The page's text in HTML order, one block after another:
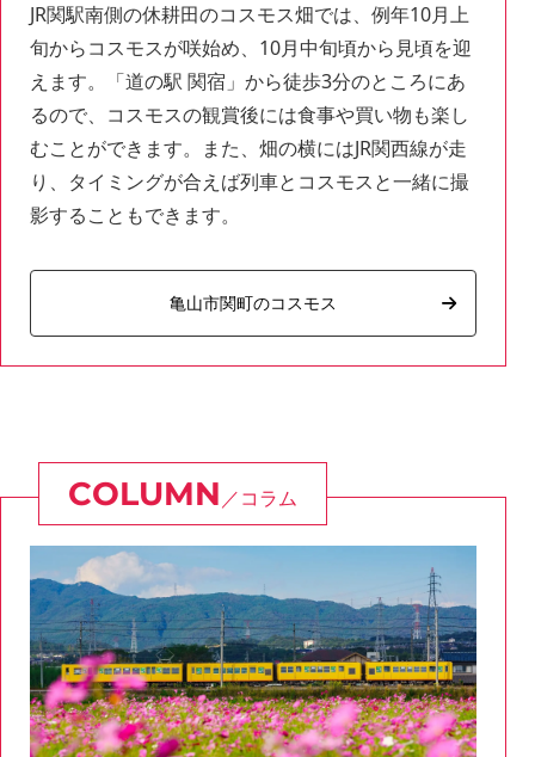
JR関駅南側の休耕田のコスモス畑では、例年10月上
旬からコスモスが咲始め、10月中旬頃から見頃を迎
えます。「道の駅 関宿」から徒歩3分のところにあ
るので、コスモスの観賞後には食事や買い物も楽し
むことができます。また、畑の横にはJR関西線が走
り、タイミングが合えば列車とコスモスと一緒に撮
影することもできます。
亀山市関町のコスモス
コラム